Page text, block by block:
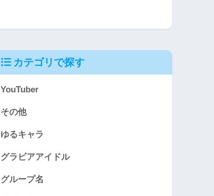
カテゴリで探す
YouTuber
その他
ゆるキャラ
グラビアアイドル
グループ名